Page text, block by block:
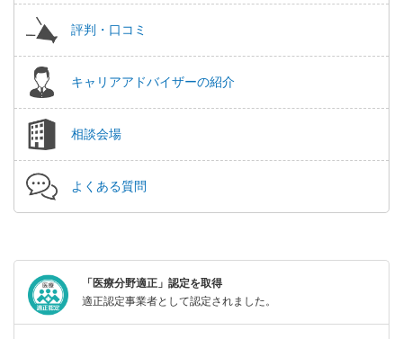
評判・口コミ
キャリアアドバイザーの紹介
相談会場
よくある質問
「医療分野適正」認定を取得
適正認定事業者として認定されました。